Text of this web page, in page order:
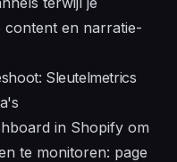
content en narratie-
Sleutelmetrics
in Shopify om
te monitoren: page